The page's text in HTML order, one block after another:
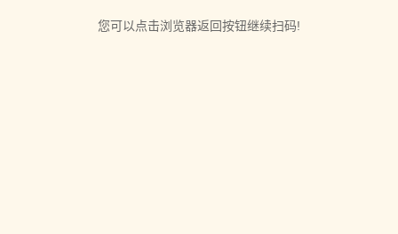
您可以点击浏览器返回按钮继续扫码!